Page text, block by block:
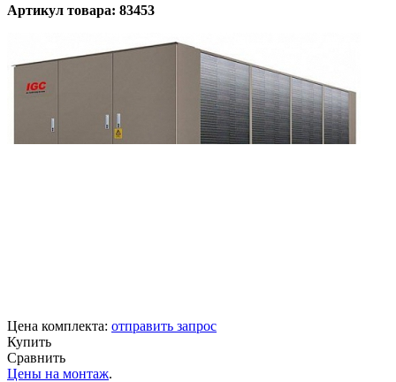
Артикул товара: 83453
Цена комплекта: отправить запрос
Купить
Сравнить
Цены на монтаж.